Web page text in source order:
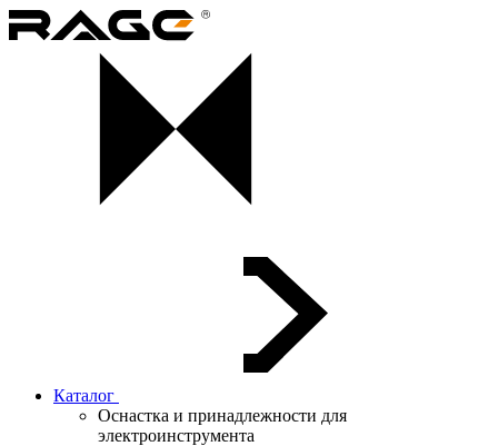
Каталог
Оснастка и принадлежности для
электроинструмента